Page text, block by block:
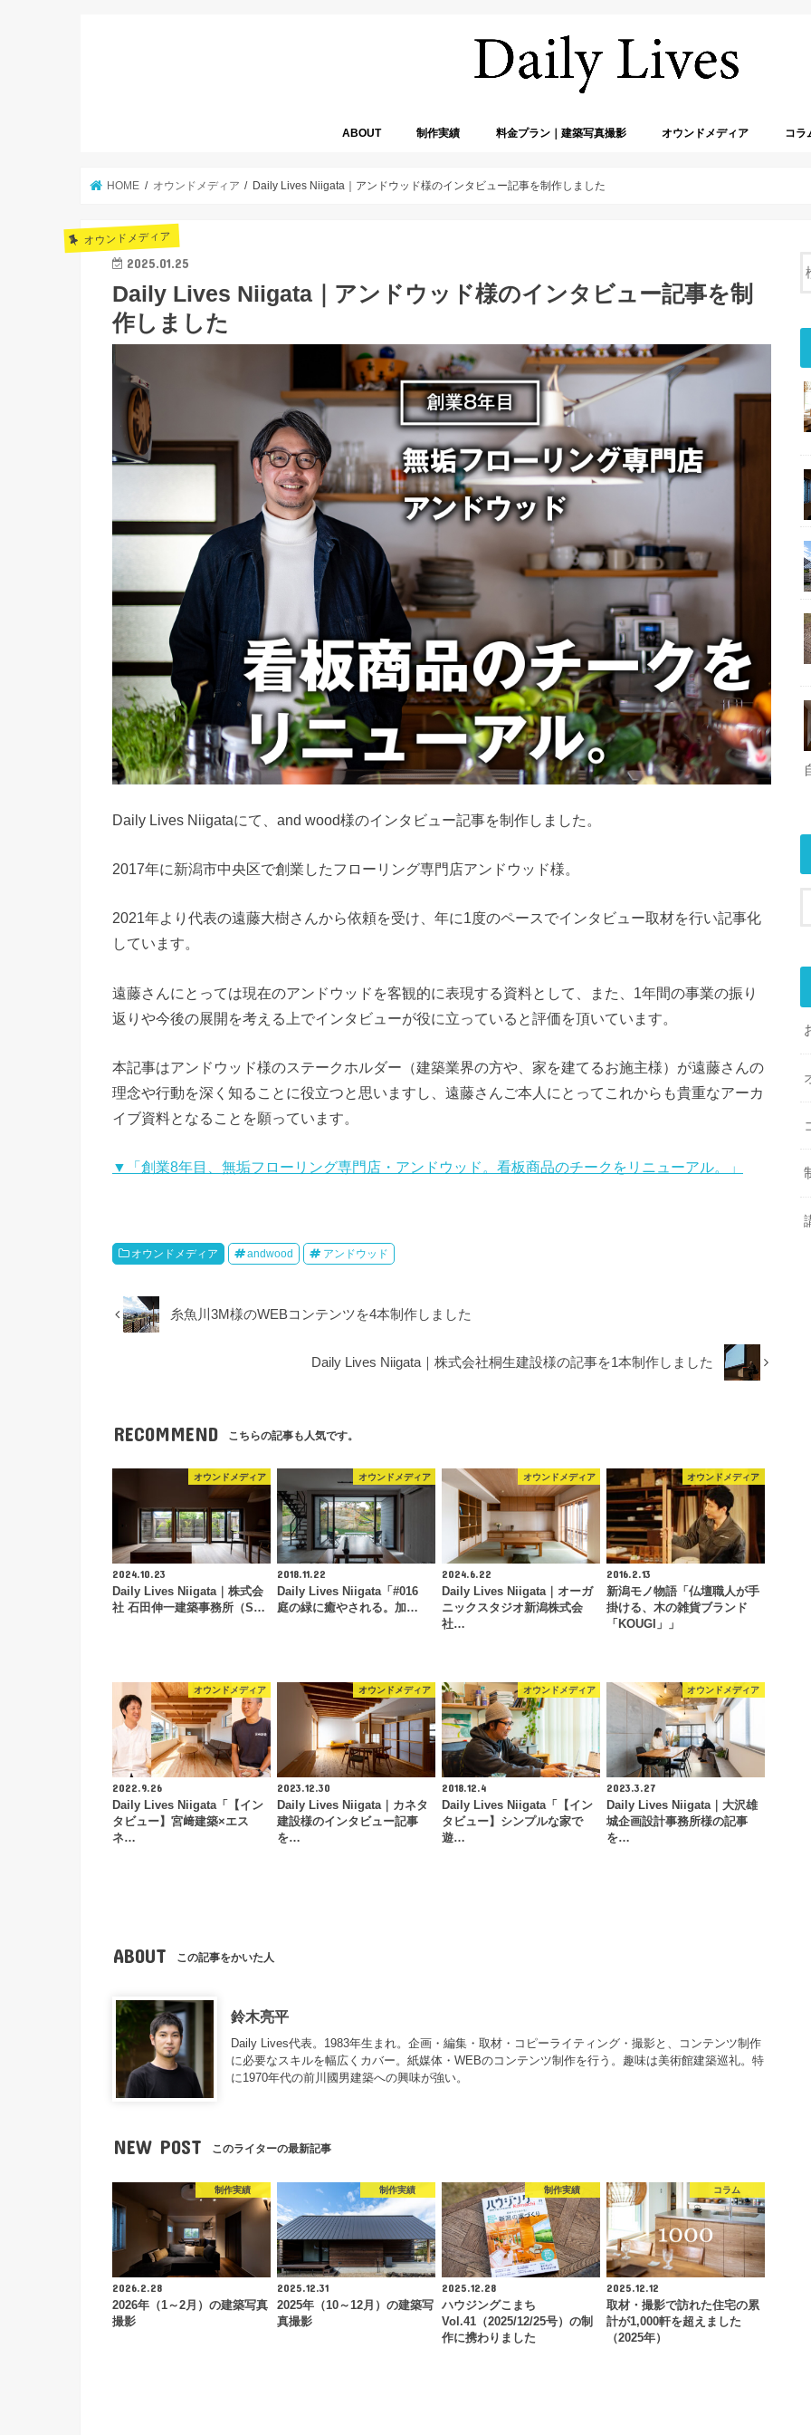
ABOUT 制作実績 料金プラン｜建築写真撮影 オウンドメディア コラ
HOME オウンドメディア Daily Lives Niigata｜アンドウッド様のインタビュー記事を制作しました
オウンドメディア
2025.01.25
Daily Lives Niigata｜アンドウッド様のインタビュー記事を制
作しました
Daily Lives Niigataにて、and wood様のインタビュー記事を制作しました。
2017年に新潟市中央区で創業したフローリング専門店アンドウッド様。
2021年より代表の遠藤大樹さんから依頼を受け、年に1度のペースでインタビュー取材を行い記事化
しています。
遠藤さんにとっては現在のアンドウッドを客観的に表現する資料として、また、1年間の事業の振り
返りや今後の展開を考える上でインタビューが役に立っていると評価を頂いています。
本記事はアンドウッド様のステークホルダー（建築業界の方や、家を建てるお施主様）が遠藤さんの
理念や行動を深く知ることに役立つと思いますし、遠藤さんご本人にとってこれからも貴重なアーカ
イブ資料となることを願っています。
▼「創業8年目、無垢フローリング専門店・アンドウッド。看板商品のチークをリニューアル。」
オウンドメディア andwood アンドウッド
糸魚川3M様のWEBコンテンツを4本制作しました
Daily Lives Niigata｜株式会社桐生建設様の記事を1本制作しました
RECOMMEND こちらの記事も人気です。
オウンドメディア
2024.10.23
Daily Lives Niigata｜株式会
社 石田伸一建築事務所（S…
オウンドメディア
2018.11.22
Daily Lives Niigata「#016
庭の緑に癒やされる。加…
オウンドメディア
2024.6.22
Daily Lives Niigata｜オーガ
ニックスタジオ新潟株式会
社…
オウンドメディア
2016.2.13
新潟モノ物語「仏壇職人が手
掛ける、木の雑貨ブランド
「KOUGI」」
オウンドメディア
2022.9.26
Daily Lives Niigata「【イン
タビュー】宮﨑建築×エス
ネ…
オウンドメディア
2023.12.30
Daily Lives Niigata｜カネタ
建設様のインタビュー記事
を…
オウンドメディア
2018.12.4
Daily Lives Niigata「【イン
タビュー】シンプルな家で
遊…
オウンドメディア
2023.3.27
Daily Lives Niigata｜大沢雄
城企画設計事務所様の記事
を…
ABOUT この記事をかいた人
鈴木亮平
Daily Lives代表。1983年生まれ。企画・編集・取材・コピーライティング・撮影と、コンテンツ制作
に必要なスキルを幅広くカバー。紙媒体・WEBのコンテンツ制作を行う。趣味は美術館建築巡礼。特
に1970年代の前川國男建築への興味が強い。
NEW POST このライターの最新記事
制作実績
2026.2.28
2026年（1～2月）の建築写真
撮影
制作実績
2025.12.31
2025年（10～12月）の建築写
真撮影
制作実績
2025.12.28
ハウジングこまち
Vol.41（2025/12/25号）の制
作に携わりました
コラム
2025.12.12
取材・撮影で訪れた住宅の累
計が1,000軒を超えました
（2025年）